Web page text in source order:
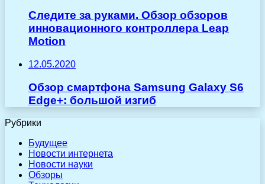
Следите за руками. Обзор обзоров
инновационного контроллера Leap
Motion
12.05.2020
Обзор смартфона Samsung Galaxy S6
Edge+: большой изгиб
Рубрики
Будущее
Новости интернета
Новости науки
Обзоры